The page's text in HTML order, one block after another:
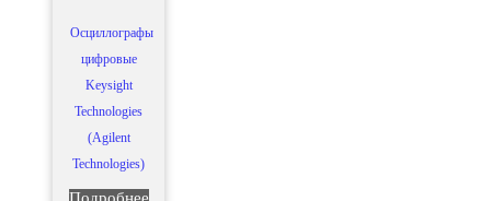
Осциллографы
цифровые
Keysight
Technologies
(Agilent
Technologies)